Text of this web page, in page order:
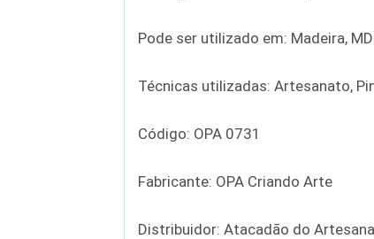
Pode ser utilizado em: Madeira,
Técnicas utilizadas: Artesanato,
Código: OPA 0731
Fabricante: OPA Criando Arte
Distribuidor: Atacadão do